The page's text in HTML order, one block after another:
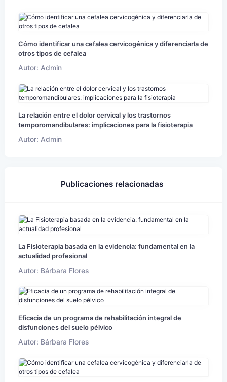
Cómo identificar una cefalea cervicogénica y diferenciarla de
otros tipos de cefalea
Autor: Admin
La relación entre el dolor cervical y los trastornos
temporomandibulares: implicaciones para la fisioterapia
Autor: Admin
Publicaciones relacionadas
La Fisioterapia basada en la evidencia: fundamental en la
actualidad profesional
Autor: Bárbara Flores
Eficacia de un programa de rehabilitación integral de
disfunciones del suelo pélvico
Autor: Bárbara Flores